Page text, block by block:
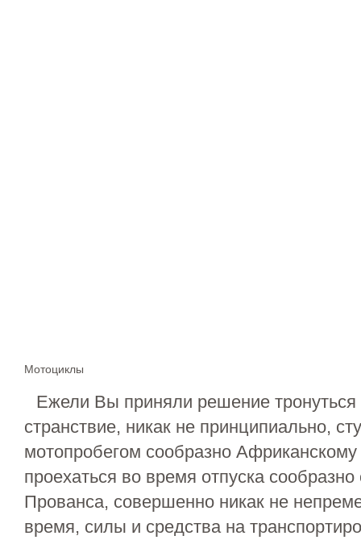
Мотоциклы
Ежели Вы приняли решение тронуться
странствие, никак не принципиально,
мотопробегом сообразно
проехаться во время отпуска сообразно
Прованса, совершенно никак не
время, силы и средства на